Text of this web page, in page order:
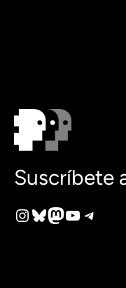
Suscríbete
Instagram
Bluesky
Mastodon
YouTube